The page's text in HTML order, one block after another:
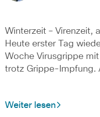
Winterzeit – Virenzeit,
Heute erster Tag
Woche Virusgrippe
trotz Grippe-Impfung.
Weiter lesen